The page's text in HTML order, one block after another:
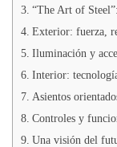
“The Art of
Exterior: fuerza,
Iluminación y
Interior:
Asientos
Controles y
Una visión del